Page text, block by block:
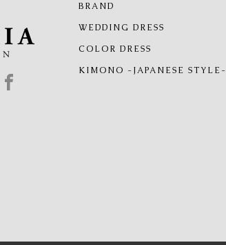
BRAND
WEDDING DRESS
COLOR DRESS
KIMONO -JAPANESE STYLE-